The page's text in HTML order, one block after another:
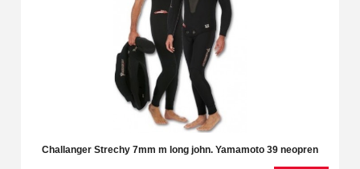
Challanger Strechy 7mm m long john. Yamamoto 39 neopren